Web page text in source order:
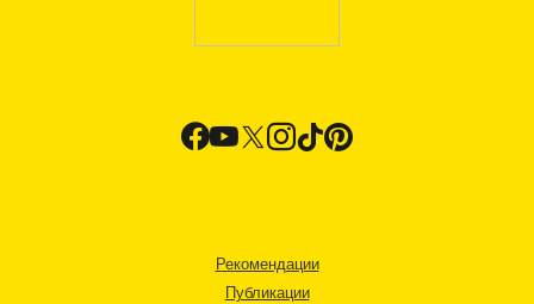
Рекомендации
Публикации